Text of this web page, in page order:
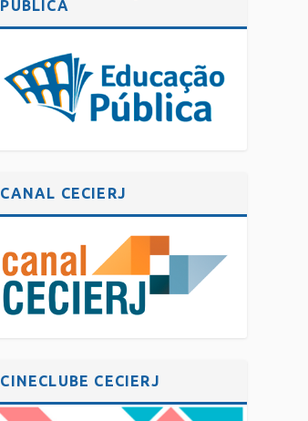
PÚBLICA
CANAL CECIERJ
CINECLUBE CECIERJ